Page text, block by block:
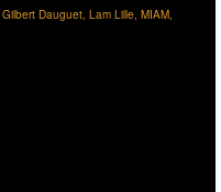
Gilbert Dauguet, Lam Lille, MIAM,